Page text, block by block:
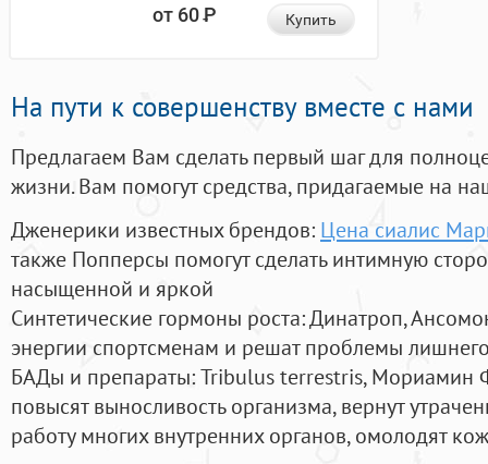
от 60Р Купить
На пути к совершенству вместе с нами
Предлагаем Вам сделать первый шаг для
жизни. Вам помогут средства, придагаемые на
Дженерики известных брендов: Цена сиалис
также Попперсы помогут сделать интимную
насыщенной и яркой
Синтетические гормоны роста: Динатроп,
энергии спортсменам и решат проблемы
БАДы и препараты:Tribulus terrestris, Мориамин
повысят выносливость организма, вернут
работу многих внутренних органов, омолодят